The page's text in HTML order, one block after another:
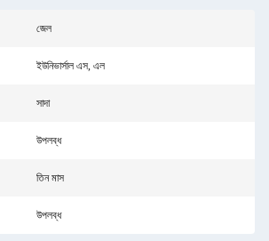
জেল
ইউনিভার্সাল এস, এল
সাদা
উপলব্ধ
তিন মাস
উপলব্ধ